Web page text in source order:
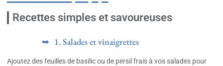
Recettes simples et savoureuses
1. Salades et vinaigrettes
Ajoutez des feuilles de basilic ou de persil frais à vos salades pour